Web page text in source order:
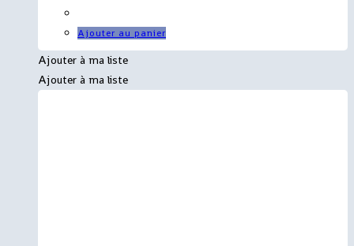
Ajouter au panier
Ajouter à ma liste
Ajouter à ma liste